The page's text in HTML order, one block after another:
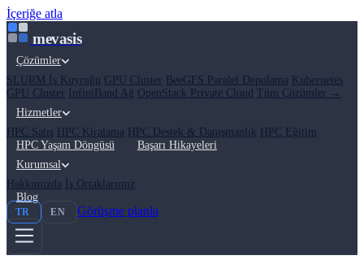
İçeriğe atla
mevasis
Çözümler
SLURM İş Kuyruğu GPU Cluster BeeGFS Paralel Depolama Kubernetes
GPU Cluster
InfiniBand Ağ OpenStack Private Cloud Tüm Çözümler →
Hizmetler
HPC Satış
HPC Kiralama HPC Destek & Danışmanlık
HPC Eğitim
HPC Yaşam Döngüsü
Başarı Hikayeleri
Kurumsal
Hakkımızda
İş Ortaklarımız
Blog
TR EN Görüşme planla